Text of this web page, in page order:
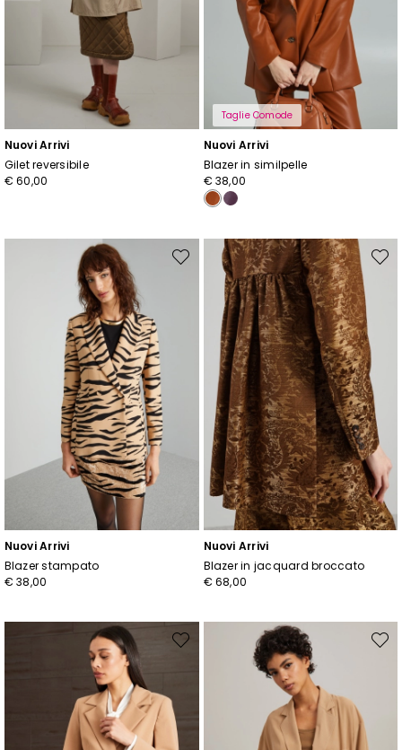
Nuovi Arrivi
Gilet reversibile
€ 60,00
Taglie Comode
Nuovi Arrivi
Blazer in similpelle
€ 38,00
Nuovi Arrivi
Blazer stampato
€ 38,00
Sposta
Nuovi Arrivi
Blazer in jacquard broccato
€ 68,00
Sposta